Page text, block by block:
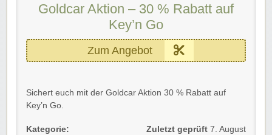
Goldcar Aktion – 30 % Rabatt auf
Key’n Go
Zum Angebot
Sichert euch mit der Goldcar Aktion 30 % Rabatt auf
Key’n Go.
Gültig für Neu- und Bestandskunden.
Kategorie:
Zuletzt geprüft 7. August